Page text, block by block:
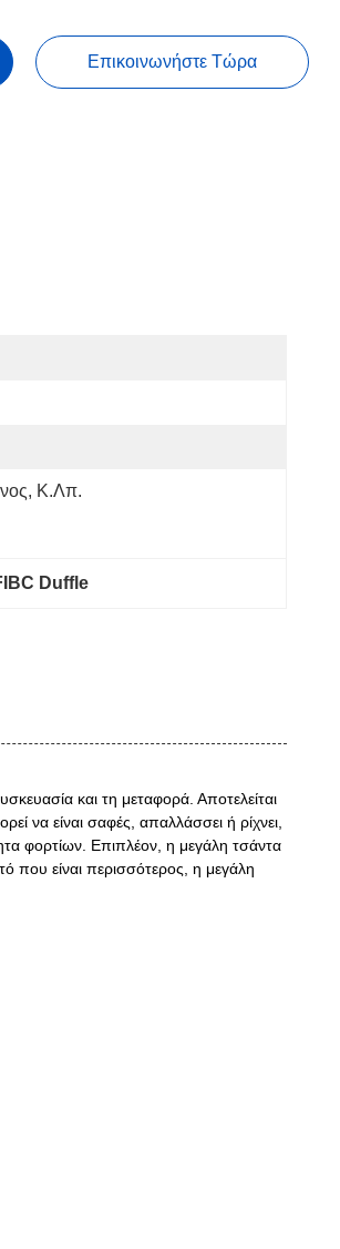
Επικοινωνήστε Τώρα
Κ.λπ.
Duffle
και τη μεταφορά. Αποτελείται
να είναι σαφές, απαλλάσσει ή ρίχνει,
φορτίων. Επιπλέον, η μεγάλη τσάντα
που είναι περισσότερος, η μεγάλη